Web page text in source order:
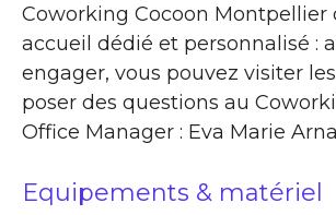
Coworking Cocoon Montpellier
accueil dédié et personnalisé :
engager, vous pouvez visiter
poser des questions au
Office Manager : Eva Marie
Equipements & matériel